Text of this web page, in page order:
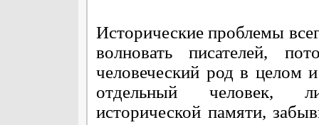
Исторические проблемы
волновать писателей,
человеческий род в целом
отдельный человек,
исторической памяти,